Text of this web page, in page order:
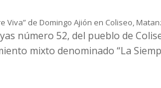
de Domingo Ajión en Coliseo,
número 52, del pueblo de
mixto denominado “La